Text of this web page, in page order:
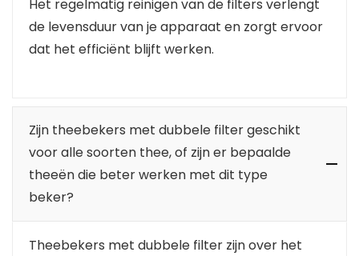
Het regelmatig reinigen van de filters verlengt
de levensduur van je apparaat en zorgt ervoor
dat het efficiënt blijft werken.
Zijn theebekers met dubbele filter geschikt
voor alle soorten thee, of zijn er bepaalde
theeën die beter werken met dit type
beker?
Theebekers met dubbele filter zijn over het